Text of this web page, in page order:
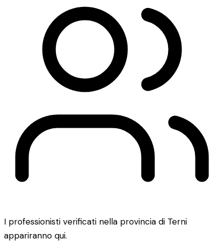
I professionisti verificati nella provincia di Terni
appariranno qui.